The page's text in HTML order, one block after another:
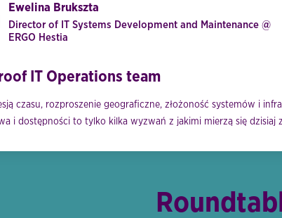
Ewelina Brukszta
Director of IT Systems Development and Maintenance @
ERGO Hestia
IT Operations team
czasu, rozproszenie geograficzne, złożoność systemów i
i dostępności to tylko kilka wyzwań z jakimi mierzą się dzisiaj